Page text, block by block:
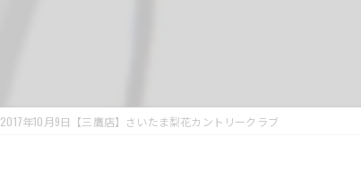
2017年10月9日【三鷹店】さいたま梨花カントリークラブ